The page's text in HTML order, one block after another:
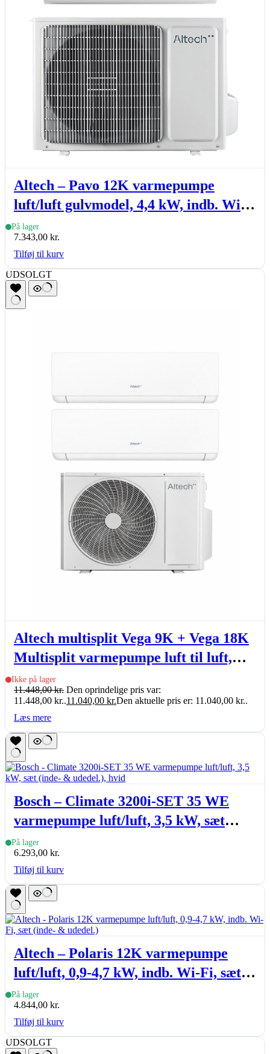
Altech – Pavo 12K varmepumpe
luft/luft gulvmodel, 4,4 kW, indb. Wi-
Fi, sæt (inde- & udedel.)
På lager
7.343,00 kr.
Tilføj til kurv
UDSOLGT
Altech multisplit Vega 9K + Vega 18K
Multisplit varmepumpe luft til luft,
indb. Wi-Fi, 2,58-5,92kW, sæt
Ikke på lager
11.448,00kr. Den oprindelige pris var:
11.448,00 kr..11.040,00 kr.Den aktuelle pris er: 11.040,00 kr..
Læs mere
Bosch – Climate 3200i-SET 35 WE
varmepumpe luft/luft, 3,5 kW, sæt
(inde- & udedel.), hvid
På lager
6.293,00 kr.
Tilføj til kurv
Altech – Polaris 12K varmepumpe
luft/luft, 0,9-4,7 kW, indb. Wi-Fi, sæt
(inde- & udedel.)
På lager
4.844,00 kr.
Tilføj til kurv
UDSOLGT